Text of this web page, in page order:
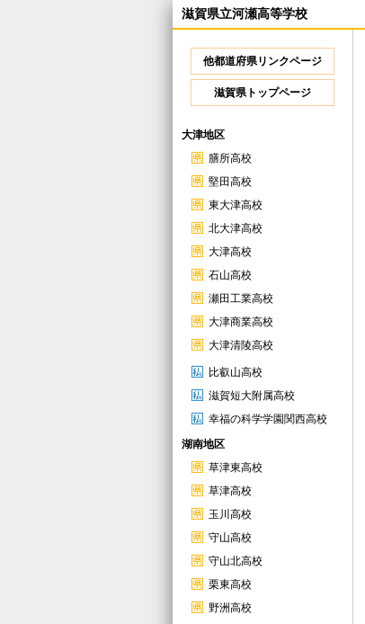
滋賀県立河瀬高等学校
他都道府県リンクページ
滋賀県トップページ
大津地区
膳所高校
堅田高校
東大津高校
北大津高校
大津高校
石山高校
瀬田工業高校
大津商業高校
大津清陵高校
比叡山高校
滋賀短大附属高校
幸福の科学学園関西高校
湖南地区
草津東高校
草津高校
玉川高校
守山高校
守山北高校
栗東高校
野洲高校